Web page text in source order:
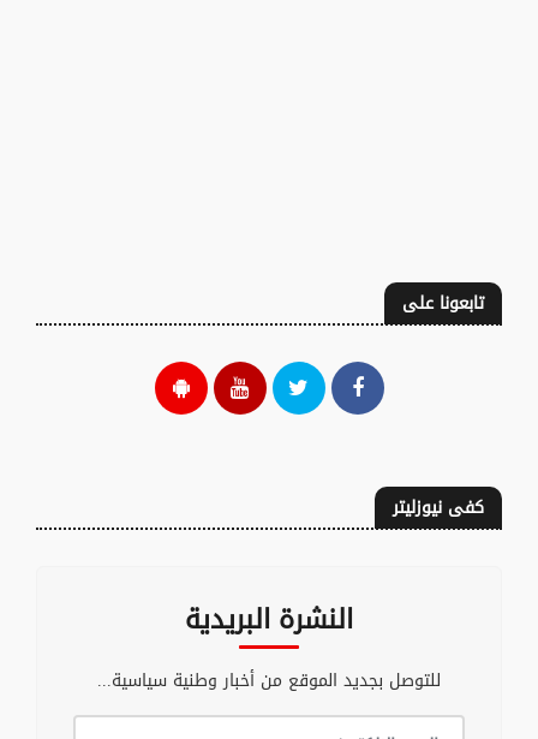
تابعونا على
كفى نيوزليتر
النشرة البريدية
للتوصل بجديد الموقع من أخبار وطنية سياسية...